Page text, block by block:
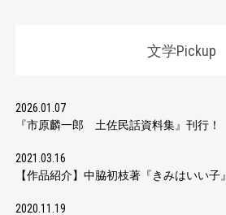
文学Pickup
2026.01.07
『市原麟一郎 土佐民話資料集』刊行！
2021.03.16
【作品紹介】中脇初枝著『きみはいい子』
2020.11.19